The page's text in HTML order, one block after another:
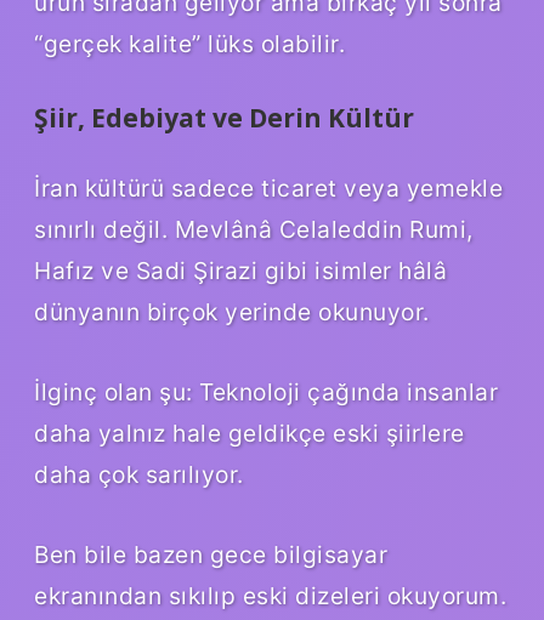
“gerçek kalite” lüks olabilir.
Şiir, Edebiyat ve Derin Kültür
İran kültürü sadece ticaret veya yemekle
sınırlı değil. Mevlânâ Celaleddin Rumi,
Hafız ve Sadi Şirazi gibi isimler hâlâ
dünyanın birçok yerinde okunuyor.
İlginç olan şu: Teknoloji çağında insanlar
daha yalnız hale geldikçe eski şiirlere
daha çok sarılıyor.
Ben bile bazen gece bilgisayar
ekranından sıkılıp eski dizeleri okuyorum.